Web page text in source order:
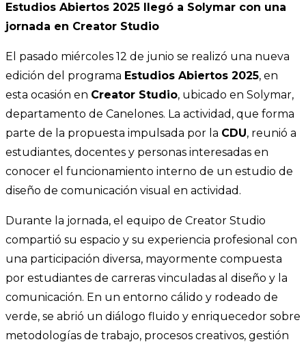
Estudios Abiertos 2025 llegó a Solymar con una
jornada en Creator Studio
El pasado miércoles 12 de junio se realizó una nueva
edición del programa Estudios Abiertos 2025, en
esta ocasión en Creator Studio, ubicado en Solymar,
departamento de Canelones. La actividad, que forma
parte de la propuesta impulsada por la CDU, reunió a
estudiantes, docentes y personas interesadas en
conocer el funcionamiento interno de un estudio de
diseño de comunicación visual en actividad.
Durante la jornada, el equipo de Creator Studio
compartió su espacio y su experiencia profesional con
una participación diversa, mayormente compuesta
por estudiantes de carreras vinculadas al diseño y la
comunicación. En un entorno cálido y rodeado de
verde, se abrió un diálogo fluido y enriquecedor sobre
metodologías de trabajo, procesos creativos, gestión